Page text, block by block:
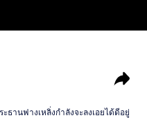
ธานฟางเหลิ่งกำลังจะลงเอยได้ดีอยู่